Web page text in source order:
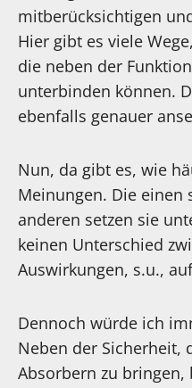
mitberücksichtigen
Hier gibt es viele
die neben der
unterbinden können.
ebenfalls genauer
Nun, da gibt es, wie
Meinungen. Die
anderen setzen sie
keinen Unterschied
Auswirkungen, s.u.,
Dennoch würde ich
Neben der Sicherheit,
Absorbern zu bringen,